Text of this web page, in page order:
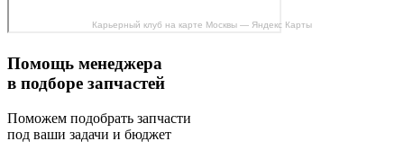
Карьерный клуб на карте Москвы — Яндекс Карты
Помощь менеджера
в подборе запчастей
Поможем подобрать запчасти
под ваши задачи и бюджет